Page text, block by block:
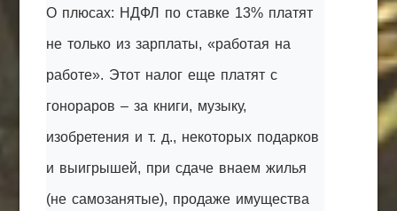
О плюсах: НДФЛ по ставке 13% платят
не только из зарплаты, «работая на
работе». Этот налог еще платят с
гонораров – за книги, музыку,
изобретения и т. д., некоторых подарков
и выигрышей, при сдаче внаем жилья
(не самозанятые), продаже имущества